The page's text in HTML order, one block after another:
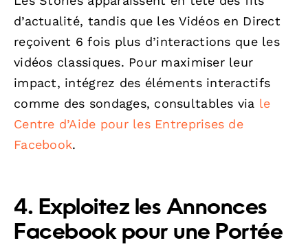
d’actualité, tandis que les Vidéos en Direct
reçoivent 6 fois plus d’interactions que les
vidéos classiques. Pour maximiser leur
impact, intégrez des éléments interactifs
comme des sondages, consultables via le
Centre d’Aide pour les Entreprises de
Facebook.
4. Exploitez les Annonces
Facebook pour une Portée